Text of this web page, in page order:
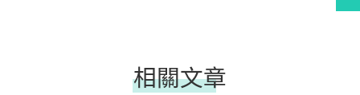
相關文章